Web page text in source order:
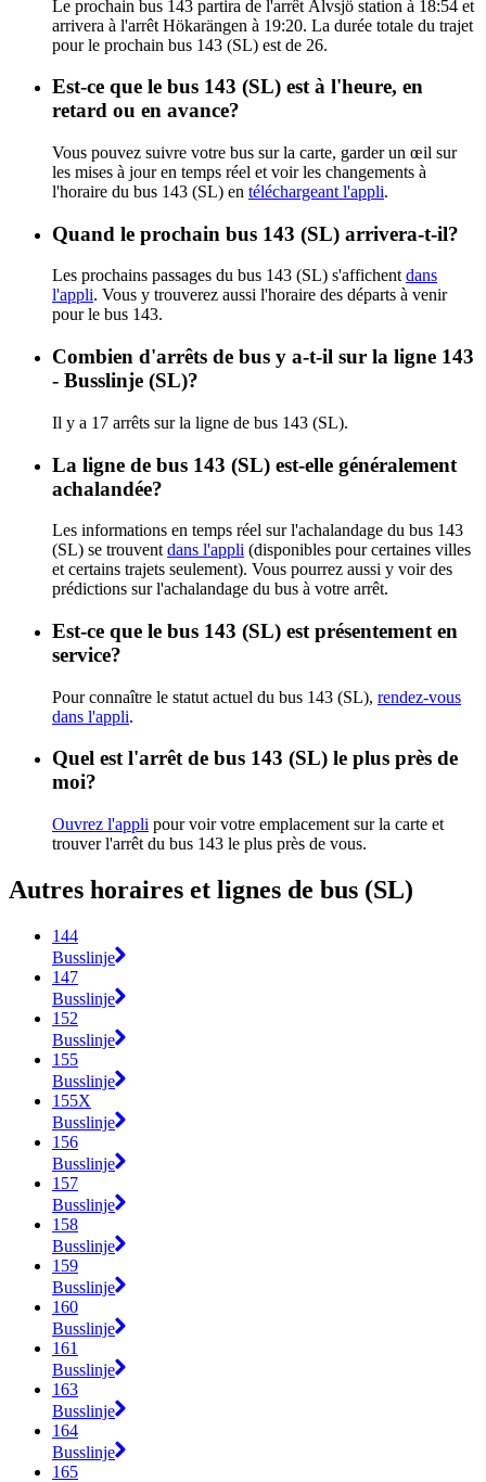
Le prochain bus 143 partira de l'arrêt Älvsjö station à 18:54 et
arrivera à l'arrêt Hökarängen à 19:20. La durée totale du trajet
pour le prochain bus 143 (SL) est de 26.
Est-ce que le bus 143 (SL) est à l'heure, en
retard ou en avance?
Vous pouvez suivre votre bus sur la carte, garder un œil sur
les mises à jour en temps réel et voir les changements à
l'horaire du bus 143 (SL) en téléchargeant l'appli.
Quand le prochain bus 143 (SL) arrivera-t-il?
Les prochains passages du bus 143 (SL) s'affichent dans
l'appli. Vous y trouverez aussi l'horaire des départs à venir
pour le bus 143.
Combien d'arrêts de bus y a-t-il sur la ligne 143
- Busslinje (SL)?
Il y a 17 arrêts sur la ligne de bus 143 (SL).
La ligne de bus 143 (SL) est-elle généralement
achalandée?
Les informations en temps réel sur l'achalandage du bus 143
(SL) se trouvent dans l'appli (disponibles pour certaines villes
et certains trajets seulement). Vous pourrez aussi y voir des
prédictions sur l'achalandage du bus à votre arrêt.
Est-ce que le bus 143 (SL) est présentement en
service?
Pour connaître le statut actuel du bus 143 (SL), rendez-vous
dans l'appli.
Quel est l'arrêt de bus 143 (SL) le plus près de
moi?
Ouvrez l'appli pour voir votre emplacement sur la carte et
trouver l'arrêt du bus 143 le plus près de vous.
Autres horaires et lignes de bus (SL)
144
Busslinje
147
Busslinje
152
Busslinje
155
Busslinje
155X
Busslinje
156
Busslinje
157
Busslinje
158
Busslinje
159
Busslinje
160
Busslinje
161
Busslinje
163
Busslinje
164
Busslinje
165